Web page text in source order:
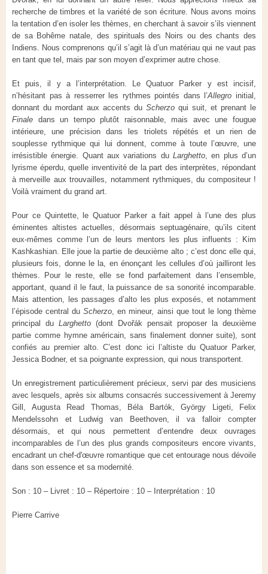
recherche de timbres et la variété de son écriture. Nous avons moins
la tentation d’en isoler les thèmes, en cherchant à savoir s’ils viennent
de sa Bohême natale, des spirituals des Noirs ou des chants des
Indiens. Nous comprenons qu’il s’agit là d’un matériau qui ne vaut pas
en tant que tel, mais par son moyen d’exprimer autre chose.
Et puis, il y a l’interprétation. Le Quatuor Parker y est incisif,
n’hésitant pas à resserrer les rythmes pointés dans l’Allegro initial,
donnant du mordant aux accents du Scherzo qui suit, et prenant le
Finale dans un tempo plutôt raisonnable, mais avec une fougue
intérieure, une précision dans les triolets répétés et un rien de
souplesse rythmique qui lui donnent, comme à toute l’œuvre, une
irrésistible énergie. Quant aux variations du Larghetto , en plus d’un
lyrisme éperdu, quelle inventivité de la part des interprètes, répondant
à merveille aux trouvailles, notamment rythmiques, du compositeur !
Voilà vraiment du grand art.
Pour ce Quintette, le Quatuor Parker a fait appel à l’une des plus
éminentes altistes actuelles, désormais septuagénaire, qu’ils citent
eux-mêmes comme l’un de leurs mentors les plus influents : Kim
Kashkashian. Elle joue la partie de deuxième alto ; c’est donc elle qui,
plusieurs fois, donne le la, en énonçant les cellules d’où jailliront les
thèmes. Pour le reste, elle se fond parfaitement dans l’ensemble,
apportant, quand il le faut, la puissance de sa sonorité incomparable.
Mais attention, les passages d’alto les plus exposés, et notamment
l’épisode central duScherzo , en mineur, ainsi que tout le long thème
principal du Larghetto (dont Dvořák pensait proposer la deuxième
partie comme hymne américain, sans finalement donner suite), sont
confiés au premier alto. C’est donc ici l’altiste du Quatuor Parker,
Jessica Bodner, et sa poignante expression, qui nous transportent.
Un enregistrement particulièrement précieux, servi par des musiciens
avec lesquels, après six albums consacrés successivement à Jeremy
Gill, Augusta Read Thomas, Béla Bartók, György Ligeti, Felix
Mendelssohn et Ludwig van Beethoven, il va falloir compter
désormais, et qui nous permettent d’entendre deux ouvrages
incomparables de l’un des plus grands compositeurs encore vivants,
encadrant un chef-d'œuvre romantique que cet entourage nous dévoile
dans son essence et sa modernité.
Son : 10 – Livret : 10 – Répertoire : 10 – Interprétation : 10
Pierre Carrive